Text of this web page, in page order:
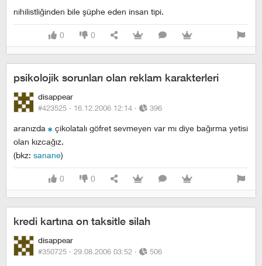
nihilistliğinden bile şüphe eden insan tipi.
0 0
psikolojik sorunları olan reklam karakterleri
disappear
#423525 · 16.12.2006 12:14 · 396
aranızda
çikolatalı göfret sevmeyen var mı diye bağırma yetisi
olan kızcağız.
(bkz: sanane)
0 0
kredi kartına on taksitle silah
disappear
#350725 · 29.08.2006 03:52 · 506